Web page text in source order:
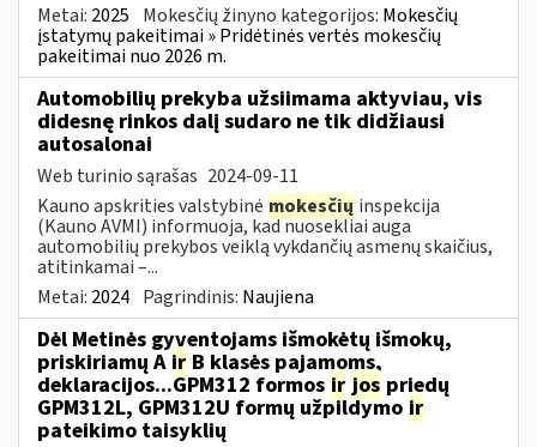
Metai: 2025 Mokesčių žinyno kategorijos: Mokesčių
įstatymų pakeitimai » Pridėtinės vertės mokesčių
pakeitimai nuo 2026 m.
Automobilių prekyba užsiimama aktyviau, vis
didesnę rinkos dalį sudaro ne tik didžiausi
autosalonai
Web turinio sąrašas 2024-09-11
Kauno apskrities valstybinė mokesčių inspekcija
(Kauno AVMI) informuoja, kad nuosekliai auga
automobilių prekybos veiklą vykdančių asmenų skaičius,
atitinkamai –...
Metai: 2024 Pagrindinis: Naujiena
Dėl Metinės gyventojams išmokėtų išmokų,
priskiriamų A ir B klasės pajamoms,
deklaracijos...GPM312 formos ir jos priedų
GPM312L, GPM312U formų užpildymo ir
pateikimo taisyklių